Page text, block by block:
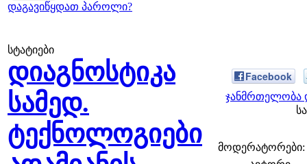
დაგავიწყდათ პაროლი?
სტატიები
დიაგნოსტიკა
სამედ.
ტექნოლოგიები
Facebook
ჯანმრთელობა
მოდერატორები: